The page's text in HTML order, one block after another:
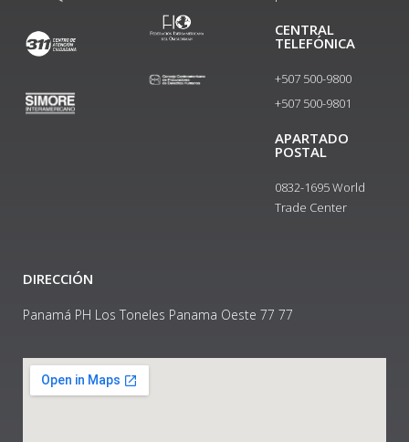
CENTRAL
TELEFÓNICA
+507 500-9800
+507 500-9801​
APARTADO
POSTAL
0832-1695 World
Trade Center
DIRECCIÓN
Panamá PH Los Toneles Panama Oeste 77 77